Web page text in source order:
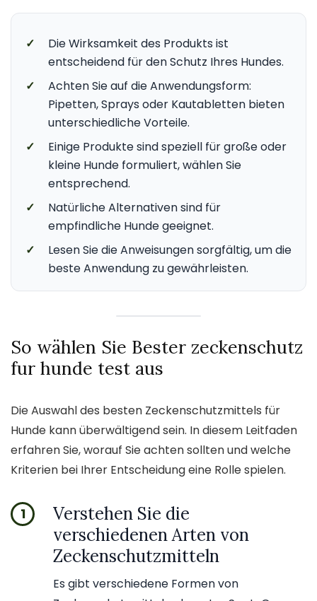
✓
Die Wirksamkeit des Produkts ist
entscheidend für den Schutz Ihres Hundes.
✓
Achten Sie auf die Anwendungsform:
Pipetten, Sprays oder Kautabletten bieten
unterschiedliche Vorteile.
✓
Einige Produkte sind speziell für große oder
kleine Hunde formuliert, wählen Sie
entsprechend.
✓
Natürliche Alternativen sind für
empfindliche Hunde geeignet.
✓
Lesen Sie die Anweisungen sorgfältig, um die
beste Anwendung zu gewährleisten.
So wählen Sie Bester zeckenschutz
fur hunde test aus
Die Auswahl des besten Zeckenschutzmittels für
Hunde kann überwältigend sein. In diesem Leitfaden
erfahren Sie, worauf Sie achten sollten und welche
Kriterien bei Ihrer Entscheidung eine Rolle spielen.
1
Verstehen Sie die
verschiedenen Arten von
Zeckenschutzmitteln
Es gibt verschiedene Formen von